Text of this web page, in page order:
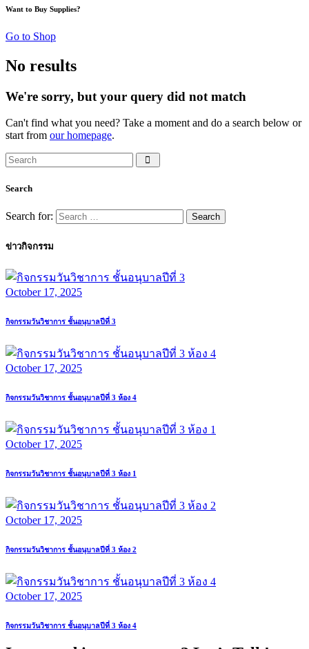
Want to Buy Supplies?
Go to Shop
No results
We're sorry, but your query did not match
Can't find what you need? Take a moment and do a search below or
start from our homepage.
Search
Search for:
ข่าวกิจกรรม
October 17, 2025
กิจกรรมวันวิชาการ ชั้นอนุบาลปีที่ 3
October 17, 2025
กิจกรรมวันวิชาการ ชั้นอนุบาลปีที่ 3 ห้อง 4
October 17, 2025
กิจกรรมวันวิชาการ ชั้นอนุบาลปีที่ 3 ห้อง 1
October 17, 2025
กิจกรรมวันวิชาการ ชั้นอนุบาลปีที่ 3 ห้อง 2
October 17, 2025
กิจกรรมวันวิชาการ ชั้นอนุบาลปีที่ 3 ห้อง 4